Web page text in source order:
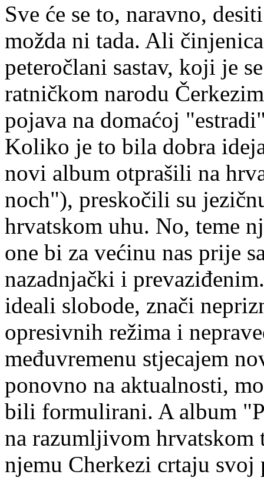
Sve će se to, naravno,
možda ni tada. Ali
peteročlani sastav, koji je
ratničkom narodu
pojava na domaćoj
Koliko je to bila dobra
novi album otprašili na
noch"), preskočili su
hrvatskom uhu. No, teme
one bi za većinu nas prije
nazadnjački i
ideali slobode, znači
opresivnih režima i
međuvremenu stjecajem
ponovno na aktualnosti,
bili formulirani. A album
na razumljivom hrvatskom
njemu Cherkezi crtaju svoj